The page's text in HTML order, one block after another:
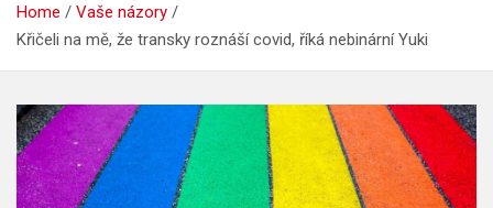
Home
Vaše názory
Křičeli na mě, že transky roznáší covid, říká nebinární Yuki